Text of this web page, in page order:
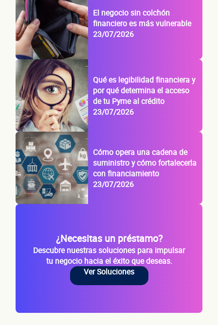
El negocio sin colchón
financiero es más vulnerable
23/07/2026
Qué es legibilidad financiera y
por qué determina el acceso
de tu Pyme al crédito
23/07/2026
Cómo opera una cadena de
suministro y cómo fortalecerla
con financiamiento
23/07/2026
¿Necesitas un préstamo?
Descubre nuestras soluciones para impulsar
tu negocio hacia el éxito que deseas.
Ver Soluciones